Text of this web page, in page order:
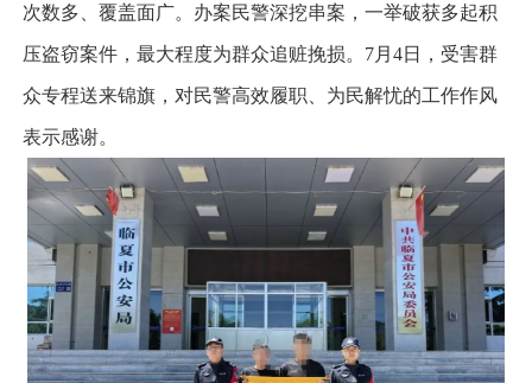
次数多、覆盖面广。办案民警深挖串案，一举破获多起积
压盗窃案件，最大程度为群众追赃挽损。7月4日，受害群
众专程送来锦旗，对民警高效履职、为民解忧的工作作风
表示感谢。